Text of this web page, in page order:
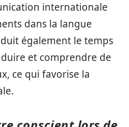
internationale
dans la langue
également le temps
et comprendre de
ce qui favorise la